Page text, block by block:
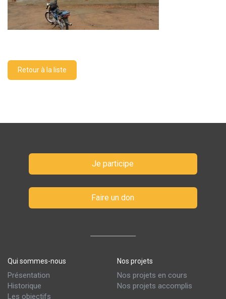
Retour à la liste
Je participe
Faire un don
Qui sommes-nous
Présentation
Historique
Les objectifs
Nos projets
Nos projets en cours
Nos projets accomplis